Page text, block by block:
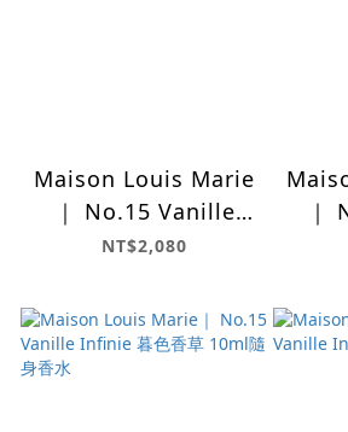
Maison Louis Marie
｜ No.15 Vanille
Infinie 暮色香草 滾珠
NT$2,080
｜